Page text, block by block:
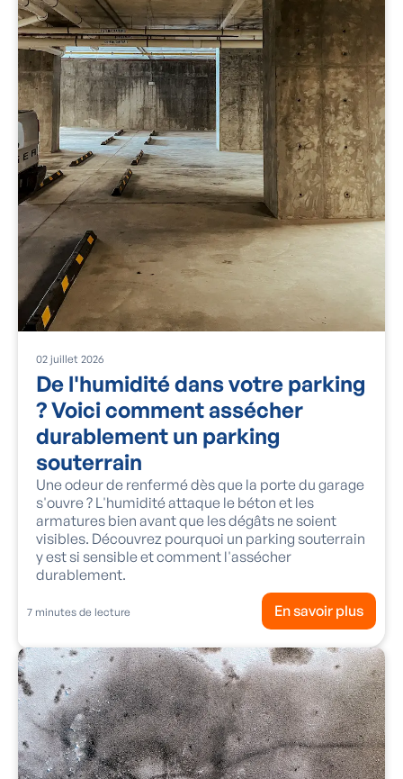
02 juillet 2026
De l'humidité dans votre parking
? Voici comment assécher
durablement un parking
souterrain
Une odeur de renfermé dès que la porte du garage
s'ouvre ? L'humidité attaque le béton et les
armatures bien avant que les dégâts ne soient
visibles. Découvrez pourquoi un parking souterrain
y est si sensible et comment l'assécher
durablement.
7 minutes de lecture En savoir plus